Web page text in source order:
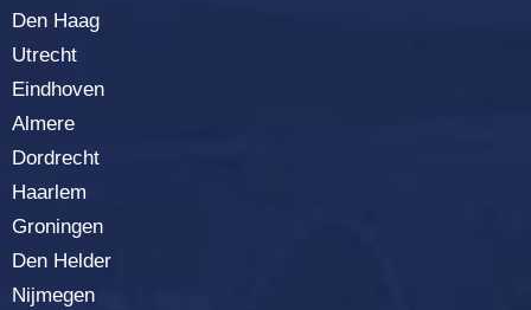
Den Haag
Utrecht
Eindhoven
Almere
Dordrecht
Haarlem
Groningen
Den Helder
Nijmegen